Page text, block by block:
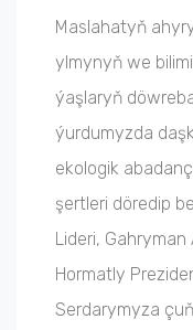
Maslahatyň
ylmynyň we
ýaşlaryň
ýurdumyzda
ekologik
şertleri döredip
Lideri,
Hormatly
Serdarymyza